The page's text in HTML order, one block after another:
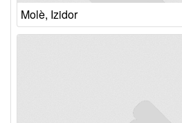
Molè, Izidor